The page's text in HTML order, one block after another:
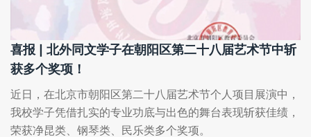
喜报 | 北外同文学子在朝阳区第二十八届艺术节中斩
获多个奖项！
近日，在北京市朝阳区第二十八届艺术节个人项目展演中，
我校学子凭借扎实的专业功底与出色的舞台表现斩获佳绩，
荣获净昆类、钢琴类、民乐类多个奖项。